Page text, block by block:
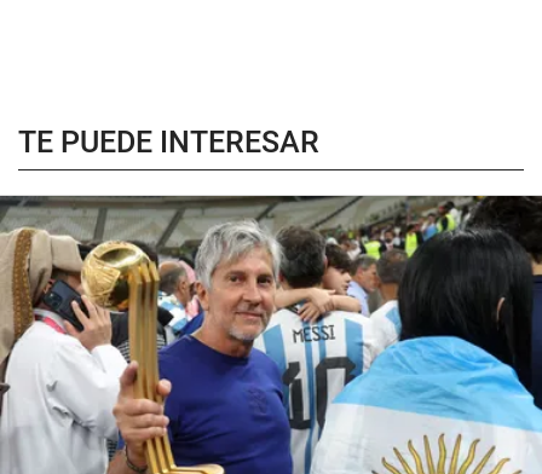
TE PUEDE INTERESAR